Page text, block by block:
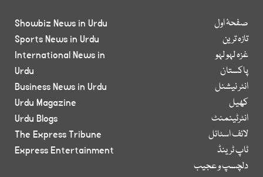
صفحۂ اول
تازہ ترین
غزہ لہو لہو
پاکستان
انٹر نیشنل
کھیل
انٹرٹینمنٹ
لائف اسٹائل
ٹاپ ٹرینڈ
دلچسپ و عجیب
Showbiz News in Urdu
Sports News in Urdu
International News in
Urdu
Business News in Urdu
Urdu Magazine
Urdu Blogs
The Express Tribune
Express Entertainment